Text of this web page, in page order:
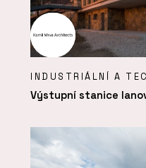
INDUSTRIÁLNÍ A
Výstupní stanice